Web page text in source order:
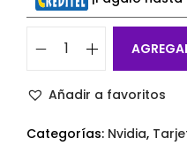
Añadir a favoritos
Categorías: Nvidia,